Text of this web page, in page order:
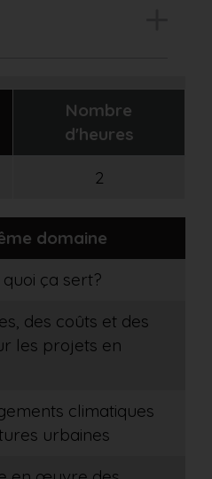
Nombre
d'heures
2
domaine
ça sert?
des coûts et des
les projets en
climatiques
urbaines